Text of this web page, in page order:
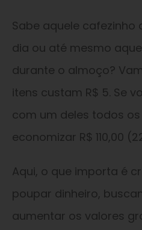
Sabe aquele
dia ou até mesmo
durante o almoço?
itens custam R$ 5. Se
com um deles todos
economizar R$ 110,00
Aqui, o que importa é
poupar dinheiro,
aumentar os valores